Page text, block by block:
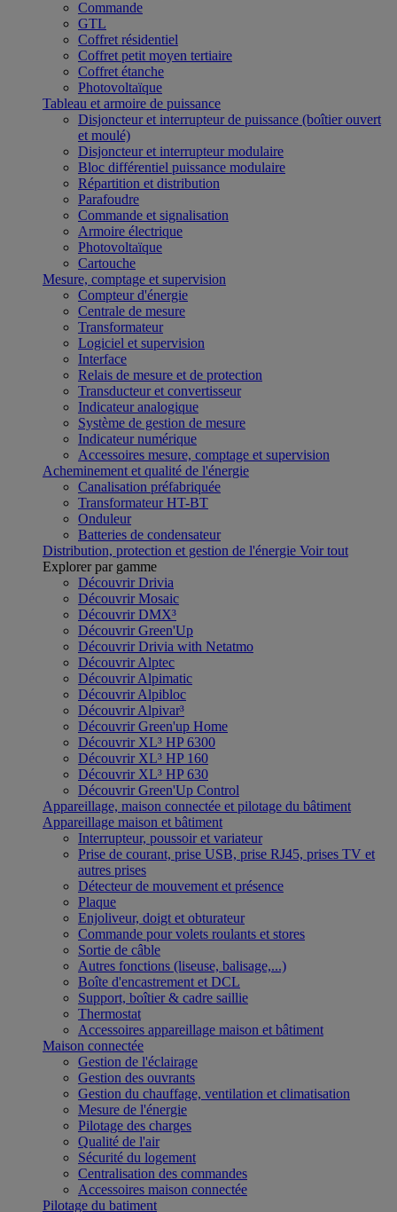
Commande
GTL
Coffret résidentiel
Coffret petit moyen tertiaire
Coffret étanche
Photovoltaïque
Tableau et armoire de puissance
Disjoncteur et interrupteur de puissance (boîtier ouvert
et moulé)
Disjoncteur et interrupteur modulaire
Bloc différentiel puissance modulaire
Répartition et distribution
Parafoudre
Commande et signalisation
Armoire électrique
Photovoltaïque
Cartouche
Mesure, comptage et supervision
Compteur d'énergie
Centrale de mesure
Transformateur
Logiciel et supervision
Interface
Relais de mesure et de protection
Transducteur et convertisseur
Indicateur analogique
Système de gestion de mesure
Indicateur numérique
Accessoires mesure, comptage et supervision
Acheminement et qualité de l'énergie
Canalisation préfabriquée
Transformateur HT-BT
Onduleur
Batteries de condensateur
Distribution, protection et gestion de l'énergie Voir tout
Explorer par gamme
Découvrir Drivia
Découvrir Mosaic
Découvrir DMX³
Découvrir Green'Up
Découvrir Drivia with Netatmo
Découvrir Alptec
Découvrir Alpimatic
Découvrir Alpibloc
Découvrir Alpivar³
Découvrir Green'up Home
Découvrir XL³ HP 6300
Découvrir XL³ HP 160
Découvrir XL³ HP 630
Découvrir Green'Up Control
Appareillage, maison connectée et pilotage du bâtiment
Appareillage maison et bâtiment
Interrupteur, poussoir et variateur
Prise de courant, prise USB, prise RJ45, prises TV et
autres prises
Détecteur de mouvement et présence
Plaque
Enjoliveur, doigt et obturateur
Commande pour volets roulants et stores
Sortie de câble
Autres fonctions (liseuse, balisage,...)
Boîte d'encastrement et DCL
Support, boîtier & cadre saillie
Thermostat
Accessoires appareillage maison et bâtiment
Maison connectée
Gestion de l'éclairage
Gestion des ouvrants
Gestion du chauffage, ventilation et climatisation
Mesure de l'énergie
Pilotage des charges
Qualité de l'air
Sécurité du logement
Centralisation des commandes
Accessoires maison connectée
Pilotage du batiment